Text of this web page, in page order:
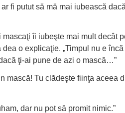
fi putut să mă mai iubească
îi iubeşte mai mult decât
o explicaţie. „Timpul nu e încă
ţi-ai pune de azi o mască…”
mască! Tu clădeşte fiinţa aceea
dar nu pot să promit nimic.”